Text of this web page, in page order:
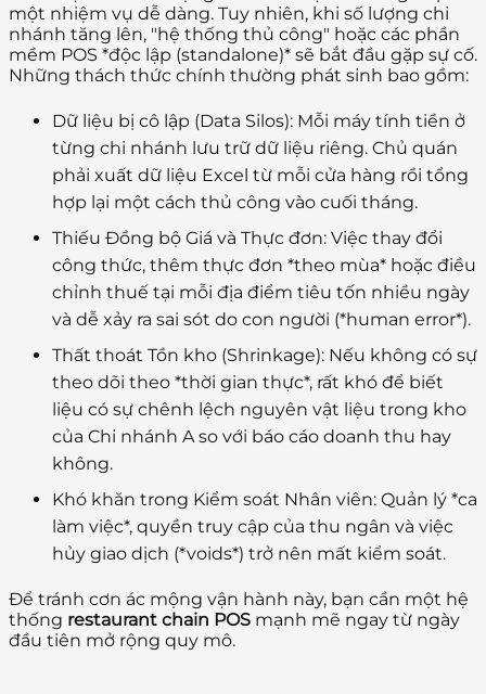
một nhiệm vụ dễ dàng. Tuy nhiên, khi số lượng chi
nhánh tăng lên, "hệ thống thủ công" hoặc các phần
mềm POS *độc lập (standalone)* sẽ bắt đầu gặp sự cố.
Những thách thức chính thường phát sinh bao gồm:
Dữ liệu bị cô lập (Data Silos): Mỗi máy tính tiền ở
từng chi nhánh lưu trữ dữ liệu riêng. Chủ quán
phải xuất dữ liệu Excel từ mỗi cửa hàng rồi tổng
hợp lại một cách thủ công vào cuối tháng.
Thiếu Đồng bộ Giá và Thực đơn: Việc thay đổi
công thức, thêm thực đơn *theo mùa* hoặc điều
chỉnh thuế tại mỗi địa điểm tiêu tốn nhiều ngày
và dễ xảy ra sai sót do con người (*human error*).
Thất thoát Tồn kho (Shrinkage): Nếu không có sự
theo dõi theo *thời gian thực*, rất khó để biết
liệu có sự chênh lệch nguyên vật liệu trong kho
của Chi nhánh A so với báo cáo doanh thu hay
không.
Khó khăn trong Kiểm soát Nhân viên: Quản lý *ca
làm việc*, quyền truy cập của thu ngân và việc
hủy giao dịch (*voids*) trở nên mất kiểm soát.
Để tránh cơn ác mộng vận hành này, bạn cần một hệ
thống restaurant chain POS mạnh mẽ ngay từ ngày
đầu tiên mở rộng quy mô.